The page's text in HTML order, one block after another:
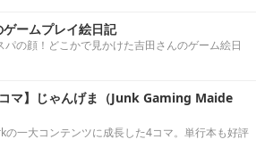
ームプレイ絵日記
パの顔！どこかで見かけた吉田さんのゲーム絵日
コマ】じゃんげま（Junk Gaming Maide
一大コンテンツに成長した4コマ。単行本も好評